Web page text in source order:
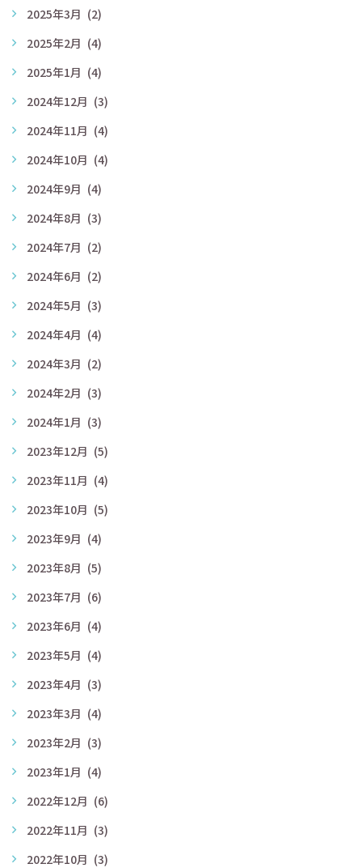
2025年3月 (2)
2025年2月 (4)
2025年1月 (4)
2024年12月 (3)
2024年11月 (4)
2024年10月 (4)
2024年9月 (4)
2024年8月 (3)
2024年7月 (2)
2024年6月 (2)
2024年5月 (3)
2024年4月 (4)
2024年3月 (2)
2024年2月 (3)
2024年1月 (3)
2023年12月 (5)
2023年11月 (4)
2023年10月 (5)
2023年9月 (4)
2023年8月 (5)
2023年7月 (6)
2023年6月 (4)
2023年5月 (4)
2023年4月 (3)
2023年3月 (4)
2023年2月 (3)
2023年1月 (4)
2022年12月 (6)
2022年11月 (3)
2022年10月 (3)